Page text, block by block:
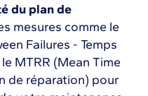
du plan de
mesures comme le
Failures - Temps
MTRR (Mean Time
de réparation) pour